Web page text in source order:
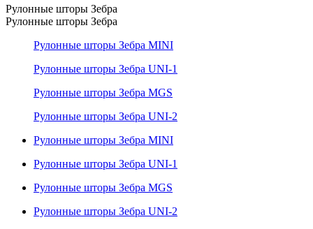
Рулонные шторы Зебра
Рулонные шторы Зебра
Рулонные шторы Зебра MINI
Рулонные шторы Зебра UNI-1
Рулонные шторы Зебра MGS
Рулонные шторы Зебра UNI-2
Рулонные шторы Зебра MINI
Рулонные шторы Зебра UNI-1
Рулонные шторы Зебра MGS
Рулонные шторы Зебра UNI-2